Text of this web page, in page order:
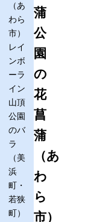
（あ
わら
市）
レイ
ンボ
ーラ
イン
山頂
公園
のバ
ラ
（美
浜
町・
若狭
町）
蒲
公
園
の
花
菖
蒲
（あ
わ
ら
市）